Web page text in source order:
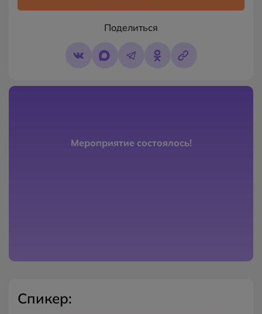
Поделиться
Мероприятие состоялось!
Спикер: